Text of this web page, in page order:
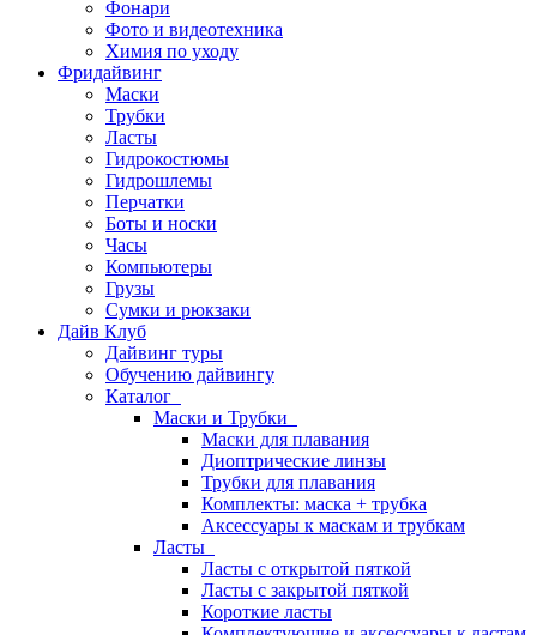
Фонари
Фото и видеотехника
Химия по уходу
Фридайвинг
Маски
Трубки
Ласты
Гидрокостюмы
Гидрошлемы
Перчатки
Боты и носки
Часы
Компьютеры
Грузы
Сумки и рюкзаки
Дайв Клуб
Дайвинг туры
Обучению дайвингу
Каталог
Маски и Трубки
Маски для плавания
Диоптрические линзы
Трубки для плавания
Комплекты: маска + трубка
Аксессуары к маскам и трубкам
Ласты
Ласты с открытой пяткой
Ласты с закрытой пяткой
Короткие ласты